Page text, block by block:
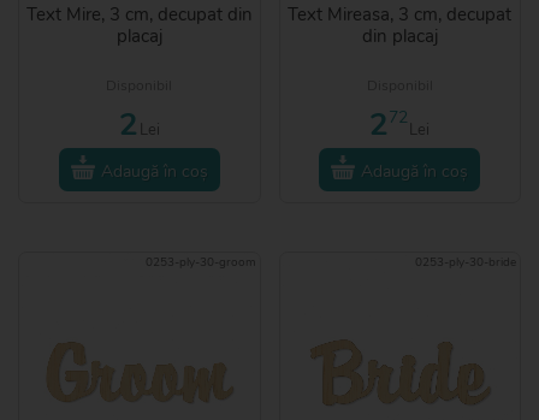
Text Mire, 3 cm, decupat din
placaj
2 Lei
Adaugă în coș
Text Mireasa, 3 cm, decupat
din placaj
272
Lei
Adaugă în coș
0253-ply-30-groom 0253-ply-30-bride